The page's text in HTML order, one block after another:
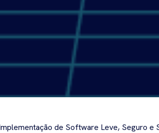
de Software Leve, Seguro e